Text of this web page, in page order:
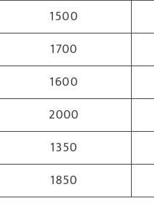
1500
1700
1600
2000
1350
1850